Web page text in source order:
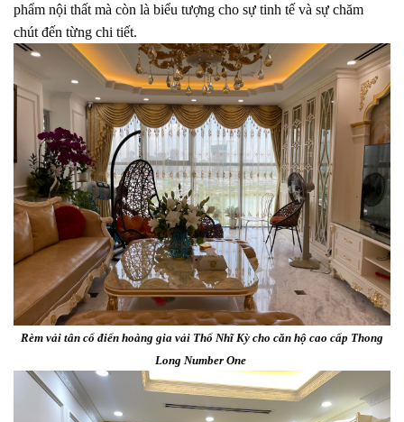
phẩm nội thất mà còn là biểu tượng cho sự tinh tế và sự chăm
chút đến từng chi tiết.
Rèm vải tân cổ điển hoàng gia vải Thổ Nhĩ Kỳ cho căn hộ cao cấp Thong
Long Number One